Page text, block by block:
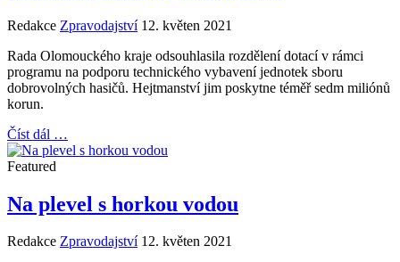
Redakce Zpravodajství 12. květen 2021
Rada Olomouckého kraje odsouhlasila rozdělení dotací v rámci
programu na podporu technického vybavení jednotek sboru
dobrovolných hasičů. Hejtmanství jim poskytne téměř sedm miliónů
korun.
Číst dál …
Featured
Na plevel s horkou vodou
Redakce Zpravodajství 12. květen 2021